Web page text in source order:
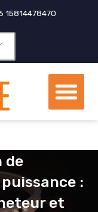
15814478470
de
:
et